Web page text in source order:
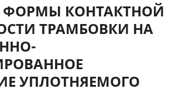
ФОРМЫ КОНТАКТНОЙ
ТРАМБОВКИ НА
УПЛОТНЯЕМОГО